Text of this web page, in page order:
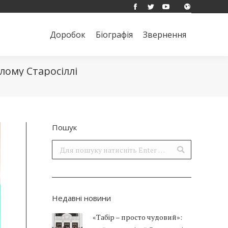
Facebook
TwitterYouTube
Доробок Біографія Звернення
Старосіллі
Пошук
Поиск:
Недавні новини
«Табір – просто чудовий»:
Доробок Біографія Звернення